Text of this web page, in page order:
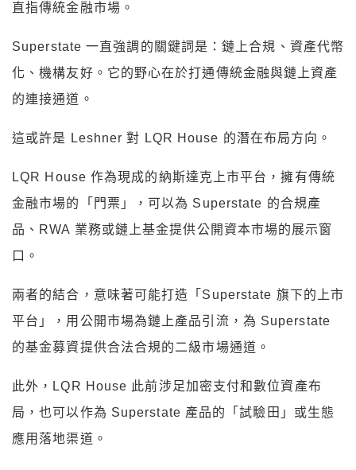
直指傳統金融市場。
Superstate 一直強調的關鍵詞是：鏈上合規、資產代幣
化、機構友好。它的野心在於打通傳統金融與鏈上資產
的連接通道。
這或許是 Leshner 對 LQR House 的潛在布局方向。
LQR House 作為現成的納斯達克上市平台，擁有傳統
金融市場的「門票」，可以為 Superstate 的合規產
品、RWA 業務或鏈上基金提供公開資本市場的展示窗
口。
兩者的結合，意味著可能打造「Superstate 旗下的上市
平台」，用公開市場為鏈上產品引流，為 Superstate
的基金募資提供合法合規的二級市場通道。
此外，LQR House 此前涉足加密支付和數位資產布
局，也可以作為 Superstate 產品的「試驗田」或生態
應用落地渠道。